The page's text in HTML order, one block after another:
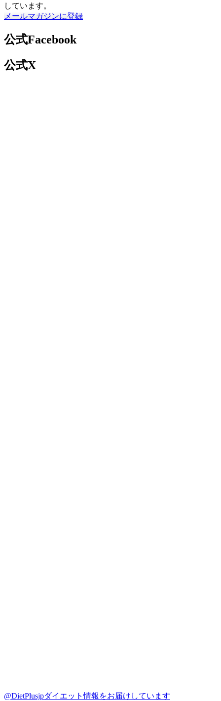
しています。
メールマガジンに登録
公式Facebook
公式X
@DietPlusjpダイエット情報をお届けしています